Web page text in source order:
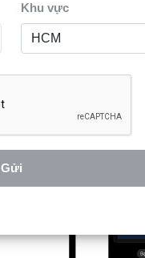
Khu vực
Gửi